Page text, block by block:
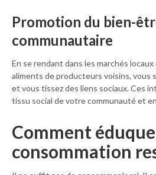
Promotion du bien-
communautaire
En se rendant dans les marchés
aliments de producteurs voisins, vous
et vous tissez des liens sociaux. Ces
tissu social de votre communauté et
Comment
consommation